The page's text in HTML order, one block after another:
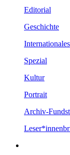
Editorial
Geschichte
Internationales
Spezial
Kultur
Portrait
Archiv-